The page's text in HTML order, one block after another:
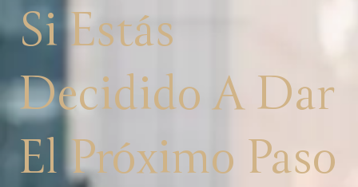
Si Estás
Decidido A Dar
El Próximo Paso